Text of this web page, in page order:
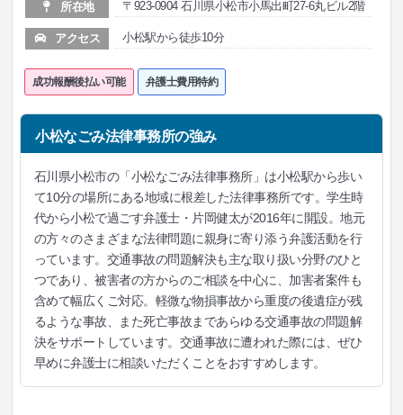
所在地 〒923-0904 石川県小松市小馬出町27-6丸ビル2階
アクセス 小松駅から徒歩10分
成功報酬後払い可能 弁護士費用特約
小松なごみ法律事務所の強み
石川県小松市の「小松なごみ法律事務所」は小松駅から歩い
て10分の場所にある地域に根差した法律事務所です。学生時
代から小松で過ごす弁護士・片岡健太が2016年に開設。地元
の方々のさまざまな法律問題に親身に寄り添う弁護活動を行
っています。交通事故の問題解決も主な取り扱い分野のひと
つであり、被害者の方からのご相談を中心に、加害者案件も
含めて幅広くご対応。軽微な物損事故から重度の後遺症が残
るような事故、また死亡事故まであらゆる交通事故の問題解
決をサポートしています。交通事故に遭われた際には、ぜひ
早めに弁護士に相談いただくことをおすすめします。